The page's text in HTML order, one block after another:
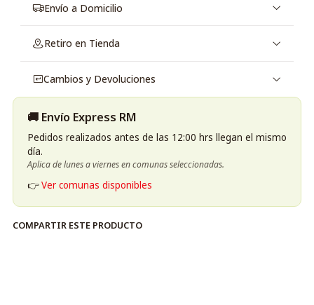
Envío a Domicilio
Retiro en Tienda
Cambios y Devoluciones
🚚 Envío Express RM
Pedidos realizados antes de las 12:00 hrs llegan el mismo
día.
Aplica de lunes a viernes en comunas seleccionadas.
👉Ver comunas disponibles
COMPARTIR ESTE PRODUCTO